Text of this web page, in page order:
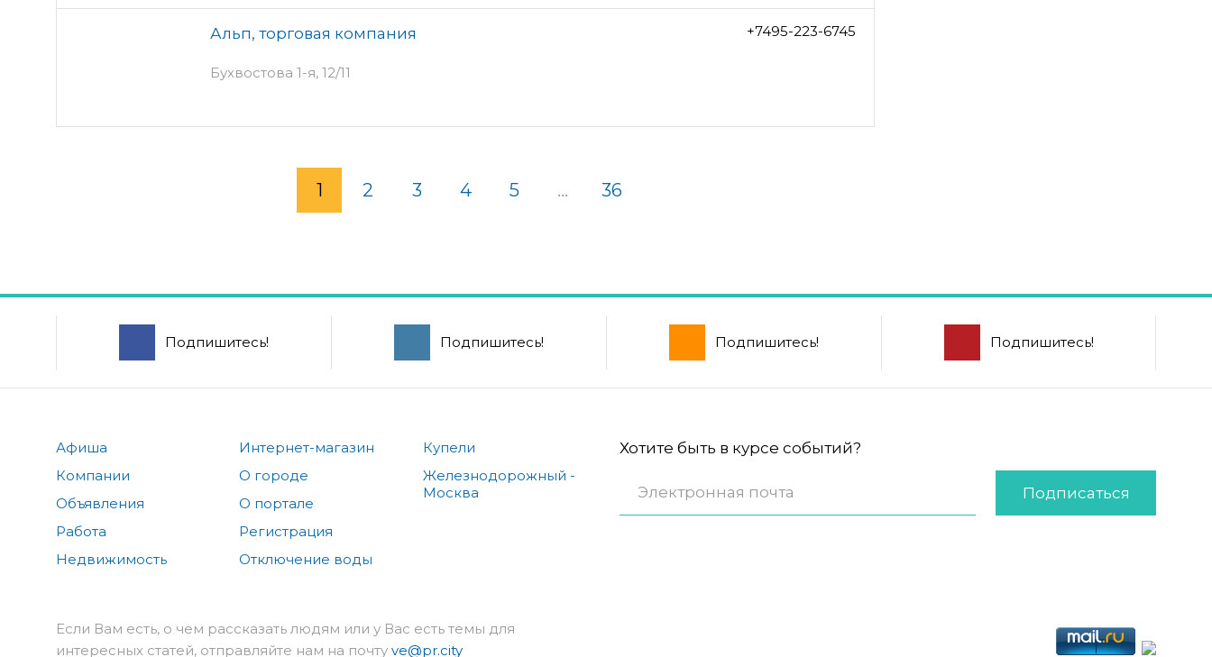
Альп, торговая компания
Бухвостова 1-я, 12/11
+7495-223-6745
1 2 3 4 5 ... 36
Подпишитесь! Подпишитесь! Подпишитесь! Подпишитесь!
Афиша
Компании
Объявления
Работа
Недвижимость
Интернет-магазин
О городе
О портале
Регистрация
Отключение воды
Купели
Железнодорожный -
Москва
Хотите быть в курсе событий?
Подписаться
Если Вам есть, о чем рассказать людям или у Вас есть темы для
интересных статей, отправляйте нам на почту ve@pr.city